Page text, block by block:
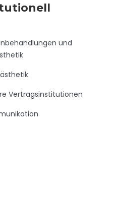
und
Vertragsinstitutionen